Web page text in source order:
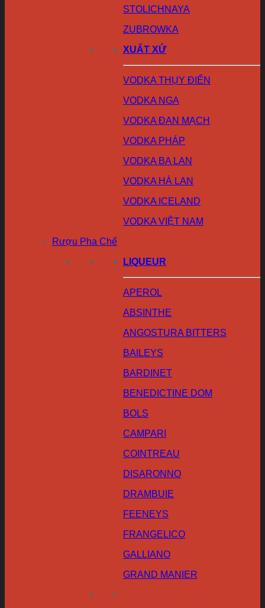
STOLICHNAYA
ZUBROWKA
XUẤT XỨ
VODKA THỤY ĐIỂN
VODKA NGA
VODKA ĐAN MẠCH
VODKA PHÁP
VODKA BA LAN
VODKA HÀ LAN
VODKA ICELAND
VODKA VIỆT NAM
Rượu Pha Chế
LIQUEUR
APEROL
ABSINTHE
ANGOSTURA BITTERS
BAILEYS
BARDINET
BENEDICTINE DOM
BOLS
CAMPARI
COINTREAU
DISARONNO
DRAMBUIE
FEENEYS
FRANGELICO
GALLIANO
GRAND MANIER